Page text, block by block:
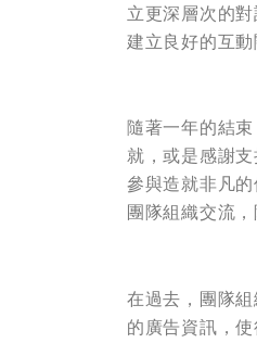
立更深層次的
建立良好的互動
隨著一年的結
就，或是感謝
參與造就非凡
團隊組織交流
在過去，團隊
的廣告資訊，